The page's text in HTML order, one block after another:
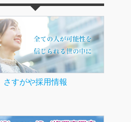
さすがや採用情報